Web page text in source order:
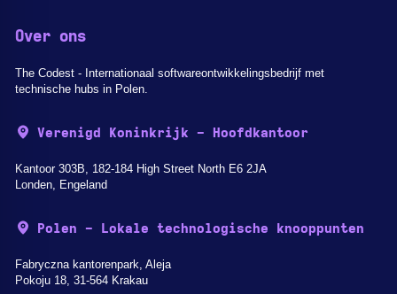
Over ons
The Codest - Internationaal softwareontwikkelingsbedrijf met
technische hubs in Polen.
Verenigd Koninkrijk - Hoofdkantoor
Kantoor 303B, 182-184 High Street North E6 2JA
Londen, Engeland
Polen - Lokale technologische knooppunten
Fabryczna kantorenpark, Aleja
Pokoju 18, 31-564 Krakau